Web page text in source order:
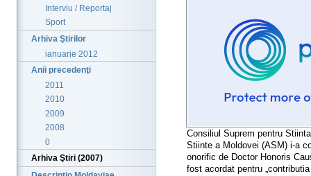
Interviu / Reportaj
Sport
Arhiva Ştirilor
ianuarie 2012
Anii precedenţi
2011
2010
2009
2008
0
Arhiva Ştiri (2007)
Consiliul Suprem pentru
Stiinte a Moldovei (ASM) i-a
onorific de Doctor Honoris
fost acordat pentru